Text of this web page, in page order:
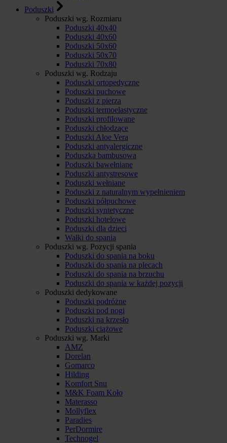
Poduszki
Poduszki wg. Rozmiaru
Poduszki 40x40
Poduszki 40x60
Poduszki 50x60
Poduszki 50x70
Poduszki 70x80
Poduszki wg. Rodzaju
Poduszki ortopedyczne
Poduszki puchowe
Poduszki z pierza
Poduszki termoelastyczne
Poduszki profilowane
Poduszki chłodzące
Poduszki Aloe Vera
Poduszki antyalergiczne
Poduszka bambusowa
Poduszki bawełniane
Poduszki antystresowe
Poduszki wełniane
Poduszki z naturalnym wypełnieniem
Poduszki półpuchowe
Poduszki syntetyczne
Poduszki hotelowe
Poduszki dla dzieci
Wałki do spania
Poduszki wg. Pozycji spania
Poduszki do spania na boku
Poduszki do spania na plecach
Poduszki do spania na brzuchu
Poduszki do spania w każdej pozycji
Poduszki dedykowane
Poduszki podróżne
Poduszki pod nogi
Poduszki na krzesło
Poduszki ciążowe
Poduszki wg. Marki
AMZ
Dorelan
Gomarco
Hilding
Komfort Snu
M&K Foam Koło
Materasso
Mollyflex
Paradies
PerDormire
Technogel